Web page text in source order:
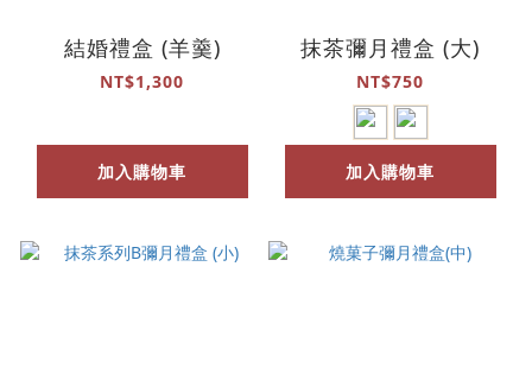
結婚禮盒 (羊羹)
NT$1,300
加入購物車
抹茶彌月禮盒 (大)
NT$750
加入購物車